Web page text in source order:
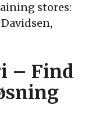
stores:
– Find